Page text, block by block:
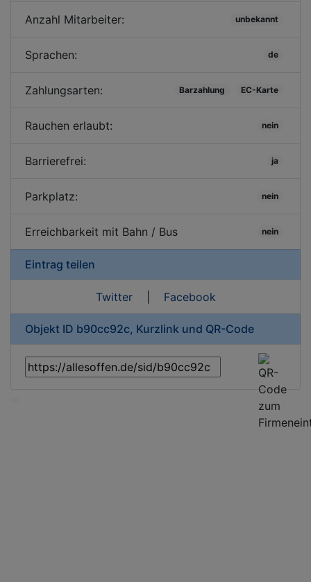
Anzahl Mitarbeiter: unbekannt
Sprachen: de
Zahlungsarten: Barzahlung EC-Karte
Rauchen erlaubt: nein
Barrierefrei: ja
Parkplatz: nein
Erreichbarkeit mit Bahn / Bus nein
Eintrag teilen
Twitter| Facebook
Objekt ID b90cc92c, Kurzlink und QR-Code